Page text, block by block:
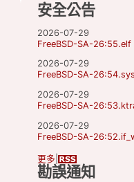
安全公告
2026-07-29
FreeBSD-SA-26:55.elf
2026-07-29
FreeBSD-SA-
2026-07-29
FreeBSD-SA-
2026-07-29
FreeBSD-SA-
更多
勘誤通知